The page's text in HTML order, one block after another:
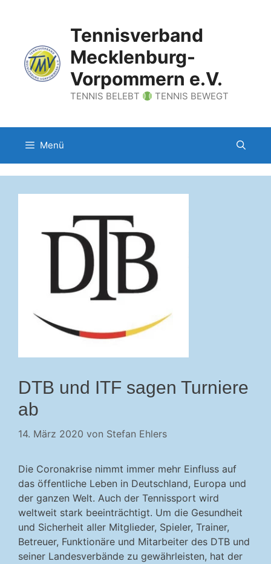
Tennisverband
Mecklenburg-
Vorpommern e.V.
TENNIS BELEBT TENNIS BEWEGT
Menü
DTB und ITF sagen Turniere
ab
14. März 2020 von Stefan Ehlers
Die Coronakrise nimmt immer mehr Einfluss auf
das öffentliche Leben in Deutschland, Europa und
der ganzen Welt. Auch der Tennissport wird
weltweit stark beeinträchtigt. Um die Gesundheit
und Sicherheit aller Mitglieder, Spieler, Trainer,
Betreuer, Funktionäre und Mitarbeiter des DTB und
seiner Landesverbände zu gewährleisten, hat der